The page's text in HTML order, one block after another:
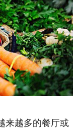
来越多的餐厅或